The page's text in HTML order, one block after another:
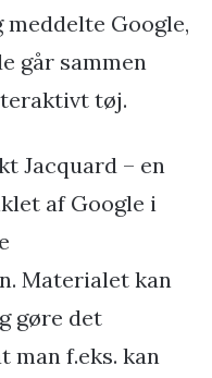
Google,
går sammen
tøj.
Jacquard – en
af Google i
Materialet kan
gøre det
man f.eks. kan